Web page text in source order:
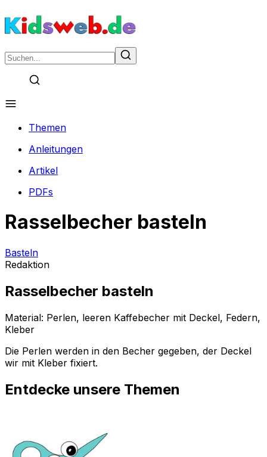
Themen
Anleitungen
Artikel
PDFs
Rasselbecher basteln
Basteln
Redaktion
Rasselbecher basteln
Material: Perlen, leeren Kaffebecher mit Deckel, Federn,
Kleber
Die Perlen werden in den Becher gegeben, der Deckel
wir mit Kleber fixiert.
Entdecke unsere Themen